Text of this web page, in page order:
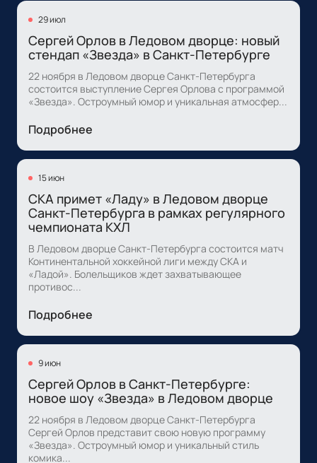
29 июл
Сергей Орлов в Ледовом дворце: новый
стендап «Звезда» в Санкт-Петербурге
22 ноября в Ледовом дворце Санкт-Петербурга
состоится выступление Сергея Орлова с программой
«Звезда». Остроумный юмор и уникальная атмосфер...
Подробнее
15 июн
СКА примет «Ладу» в Ледовом дворце
Санкт-Петербурга в рамках регулярного
чемпионата КХЛ
В Ледовом дворце Санкт-Петербурга состоится матч
Континентальной хоккейной лиги между СКА и
«Ладой». Болельщиков ждет захватывающее
противос...
Подробнее
9 июн
Сергей Орлов в Санкт-Петербурге:
новое шоу «Звезда» в Ледовом дворце
22 ноября в Ледовом дворце Санкт-Петербурга
Сергей Орлов представит свою новую программу
«Звезда». Остроумный юмор и уникальный стиль
комика...